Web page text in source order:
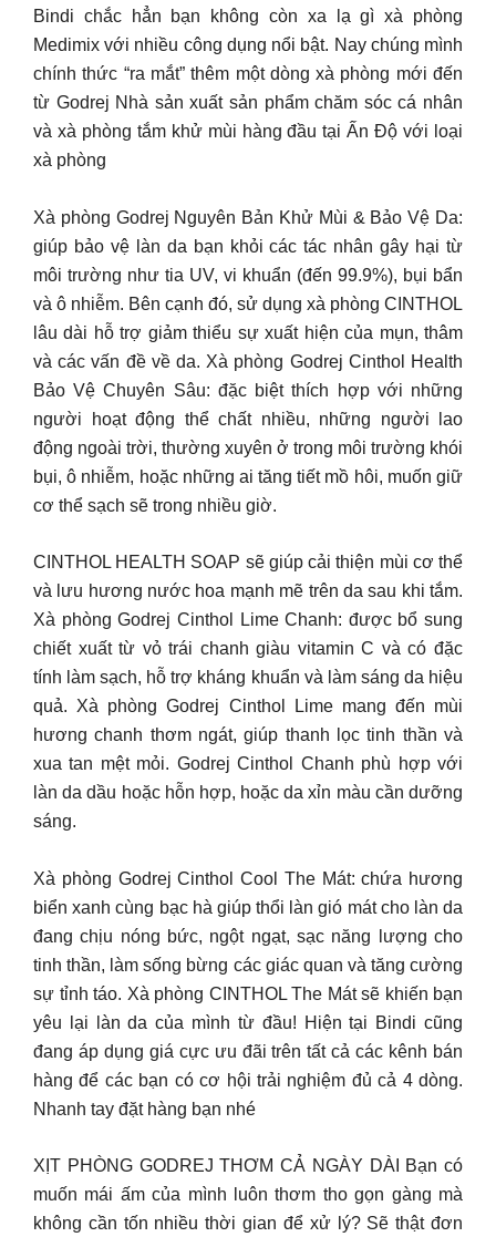
Bindi chắc hẳn bạn không còn xa lạ gì xà phòng
Medimix với nhiều công dụng nổi bật. Nay chúng mình
chính thức “ra mắt” thêm một dòng xà phòng mới đến
từ Godrej Nhà sản xuất sản phẩm chăm sóc cá nhân
và xà phòng tắm khử mùi hàng đầu tại Ấn Độ với loại
xà phòng
Xà phòng Godrej Nguyên Bản Khử Mùi & Bảo Vệ Da:
giúp bảo vệ làn da bạn khỏi các tác nhân gây hại từ
môi trường như tia UV, vi khuẩn (đến 99.9%), bụi bẩn
và ô nhiễm. Bên cạnh đó, sử dụng xà phòng CINTHOL
lâu dài hỗ trợ giảm thiểu sự xuất hiện của mụn, thâm
và các vấn đề về da. Xà phòng Godrej Cinthol Health
Bảo Vệ Chuyên Sâu: đặc biệt thích hợp với những
người hoạt động thể chất nhiều, những người lao
động ngoài trời, thường xuyên ở trong môi trường khói
bụi, ô nhiễm, hoặc những ai tăng tiết mồ hôi, muốn giữ
cơ thể sạch sẽ trong nhiều giờ.
CINTHOL HEALTH SOAP sẽ giúp cải thiện mùi cơ thể
và lưu hương nước hoa mạnh mẽ trên da sau khi tắm.
Xà phòng Godrej Cinthol Lime Chanh: được bổ sung
chiết xuất từ vỏ trái chanh giàu vitamin C và có đặc
tính làm sạch, hỗ trợ kháng khuẩn và làm sáng da hiệu
quả. Xà phòng Godrej Cinthol Lime mang đến mùi
hương chanh thơm ngát, giúp thanh lọc tinh thần và
xua tan mệt mỏi. Godrej Cinthol Chanh phù hợp với
làn da dầu hoặc hỗn hợp, hoặc da xỉn màu cần dưỡng
sáng.
Xà phòng Godrej Cinthol Cool The Mát: chứa hương
biển xanh cùng bạc hà giúp thổi làn gió mát cho làn da
đang chịu nóng bức, ngột ngạt, sạc năng lượng cho
tinh thần, làm sống bừng các giác quan và tăng cường
sự tỉnh táo. Xà phòng CINTHOL The Mát sẽ khiến bạn
yêu lại làn da của mình từ đầu! Hiện tại Bindi cũng
đang áp dụng giá cực ưu đãi trên tất cả các kênh bán
hàng để các bạn có cơ hội trải nghiệm đủ cả 4 dòng.
Nhanh tay đặt hàng bạn nhé
XỊT PHÒNG GODREJ THƠM CẢ NGÀY DÀI Bạn có
muốn mái ấm của mình luôn thơm tho gọn gàng mà
không cần tốn nhiều thời gian để xử lý? Sẽ thật đơn